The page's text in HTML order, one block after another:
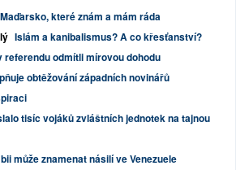
které znám a mám ráda
Islám a kanibalismus? A co křesťanství?
referendu odmítli mírovou dohodu
obtěžování západních novinářů
tisíc vojáků zvláštních jednotek na tajnou
může znamenat násilí ve Venezuele